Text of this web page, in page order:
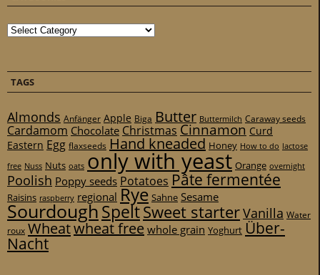
Categories
TAGS
Almonds Anfänger Apple Biga Butter Buttermilch Caraway seeds
Cardamom Chocolate Christmas Cinnamon Curd
Eastern Egg flaxseeds Hand kneaded Honey How to do lactose
free Nuss Nuts oats only with yeast Orange overnight
Poolish Poppy seeds Potatoes Pâte fermentée
Raisins raspberry regional Rye Sahne Sesame
SourdoughSpeltSweet starterVanilla Water
roux Wheatwheat freewhole grain Yoghurt Über-
Nacht